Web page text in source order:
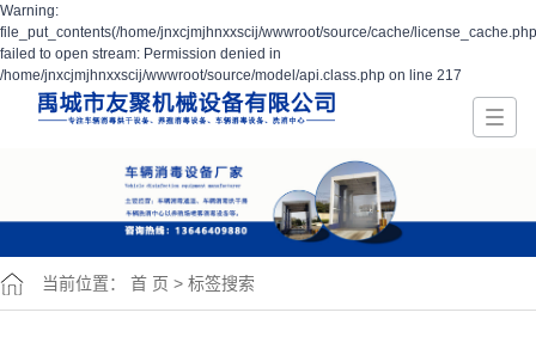
Warning:
file_put_contents(/home/jnxcjmjhnxxscij/wwwroot/source/cache/
failed to open stream: Permission denied in
/home/jnxcjmjhnxxscij/wwwroot/source/model/api.class.php on line 217
当前位置： 首 页 > 标签搜索